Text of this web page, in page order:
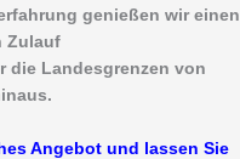
genießen wir einen
Zulauf
die Landesgrenzen von
Angebot und lassen Sie